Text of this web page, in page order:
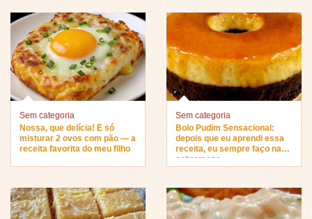
Sem categoria
Nossa, que delícia! É só
misturar 2 ovos com pão — a
receita favorita do meu filho
Sem categoria
Bolo Pudim Sensacional:
depois que eu aprendi essa
receita, eu sempre faço na
sobremesa…